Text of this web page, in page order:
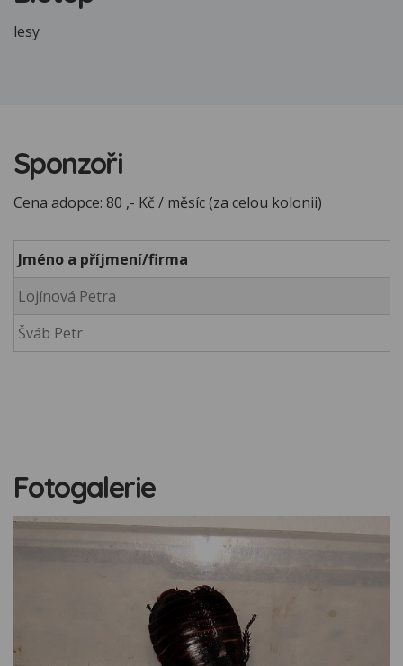
lesy
Sponzoři
Cena adopce: 80 ,- Kč / měsíc (za celou kolonii)
Jméno a příjmení/firma
Lojínová Petra
Šváb Petr
Fotogalerie